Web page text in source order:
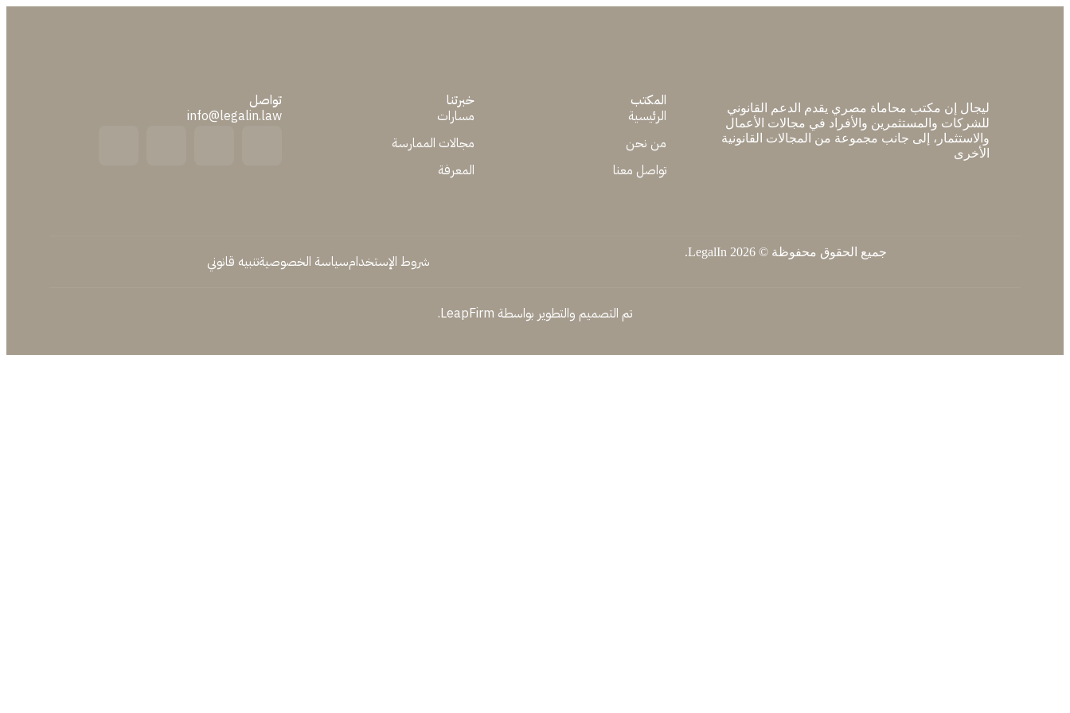
ليجال إن مكتب محاماة مصري يقدم الدعم القانوني
للشركات والمستثمرين والأفراد في مجالات الأعمال
والاستثمار، إلى جانب مجموعة من المجالات القانونية
الأخرى
المكتب
الرئيسية
من نحن
تواصل معنا
خبرتنا
مسارات
مجالات الممارسة
المعرفة
تواصل
info@legalin.law
جميع الحقوق محفوظة © 2026 LegalIn.
شروط الإستخدامسياسة الخصوصيةتنبيه قانوني
تم التصميم والتطوير بواسطة LeapFirm.